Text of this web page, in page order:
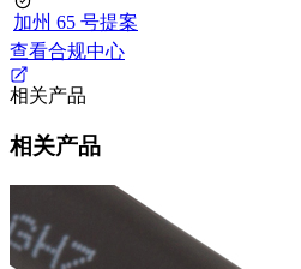
加州 65 号提案
查看合规中心
相关产品
相关产品